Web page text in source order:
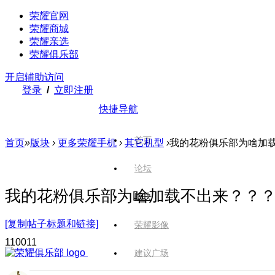
荣耀官网
荣耀商城
荣耀亲选
荣耀俱乐部
开启辅助访问
登录 / 立即注册
快捷导航
首页
论坛
版块
荣耀影像
建议广场
首页»版块 › 更多荣耀手机 › 其它机型 ›我的花粉俱乐部为啥加
我的花粉俱乐部为啥加载不出来？？？
[复制帖子标题和链接]
110011